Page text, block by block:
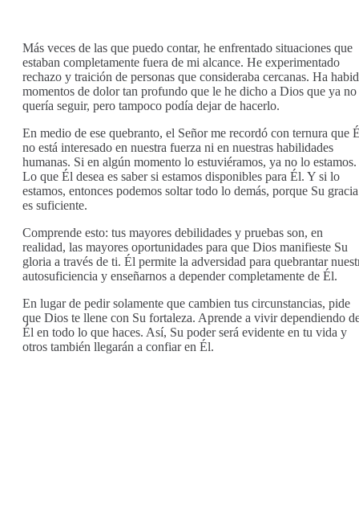
Más veces de las que puedo contar, he enfrentado situaciones que
estaban completamente fuera de mi alcance. He experimentado
rechazo y traición de personas que consideraba cercanas. Ha
momentos de dolor tan profundo que le he dicho a Dios que ya no
quería seguir, pero tampoco podía dejar de hacerlo.
En medio de ese quebranto, el Señor me recordó con ternura que
no está interesado en nuestra fuerza ni en nuestras habilidades
humanas. Si en algún momento lo estuviéramos, ya no lo estamos.
Lo que Él desea es saber si estamos disponibles para Él. Y si lo
estamos, entonces podemos soltar todo lo demás, porque Su gracia
es suficiente.
Comprende esto: tus mayores debilidades y pruebas son, en
realidad, las mayores oportunidades para que Dios manifieste Su
gloria a través de ti. Él permite la adversidad para quebrantar
autosuficiencia y enseñarnos a depender completamente de Él.
En lugar de pedir solamente que cambien tus circunstancias, pide
que Dios te llene con Su fortaleza. Aprende a vivir dependiendo
Él en todo lo que haces. Así, Su poder será evidente en tu vida y
otros también llegarán a confiar en Él.